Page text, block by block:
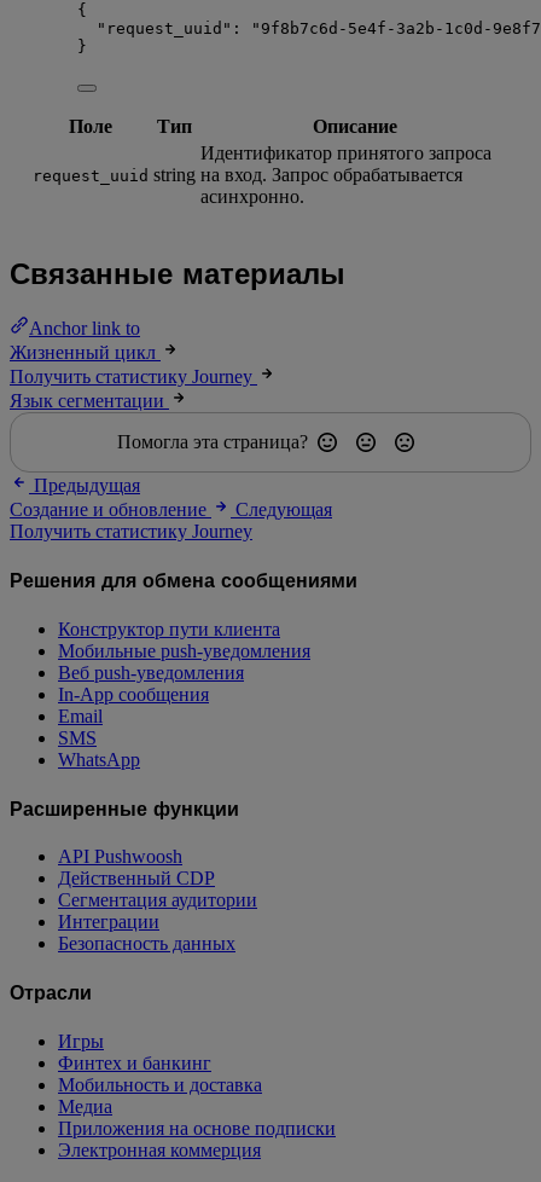
{
"request_uuid" : " 9f8b7c6d-5e4f-3a2b-1c0d-
}
Поле Тип Описание
request_uuid string
Идентификатор принятого запроса
на вход. Запрос обрабатывается
асинхронно.
Связанные материалы
Anchor link to
Жизненный цикл
Получить статистику Journey
Язык сегментации
Помогла эта страница?
Предыдущая
Создание и обновление
Следующая
Получить статистику Journey
Решения для обмена сообщениями
Конструктор пути клиента
Мобильные push-уведомления
Веб push-уведомления
In-App сообщения
Email
SMS
WhatsApp
Расширенные функции
API Pushwoosh
Действенный CDP
Сегментация аудитории
Интеграции
Безопасность данных
Отрасли
Игры
Финтех и банкинг
Мобильность и доставка
Медиа
Приложения на основе подписки
Электронная коммерция